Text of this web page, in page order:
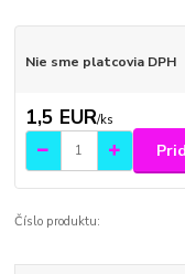
Nie sme platcovia DPH
1,5 EUR/ks
Číslo produktu: